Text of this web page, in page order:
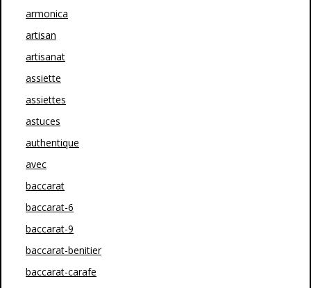
armonica
artisan
artisanat
assiette
assiettes
astuces
authentique
avec
baccarat
baccarat-6
baccarat-9
baccarat-benitier
baccarat-carafe